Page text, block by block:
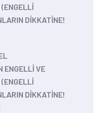
DİKKATİNE!
ENGELLİ VE
DİKKATİNE!